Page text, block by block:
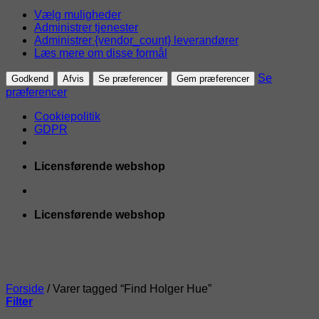
Vælg muligheder
Administrer tjenester
Administrer {vendor_count} leverandører
Læs mere om disse formål
Godkend Afvis Se præferencer Gem præferencer
Se
præferencer
Cookiepolitik
GDPR
Fortsæt
indhold
Licensførende webshop
Licensførende webshop
Forside /Varer tagged “Find Holger Hue”
Filter